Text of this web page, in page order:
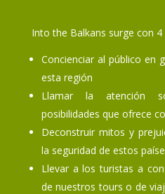
Into the Balkans surge con
Concienciar al público en
esta región
Llamar la atención
posibilidades que ofrece
Deconstruir mitos y
la seguridad de estos
Llevar a los turistas a
de nuestros tours o de